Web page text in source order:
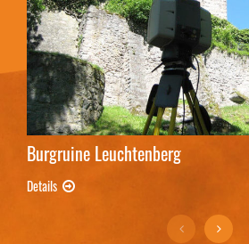
Burgruine Leuchtenberg
Details